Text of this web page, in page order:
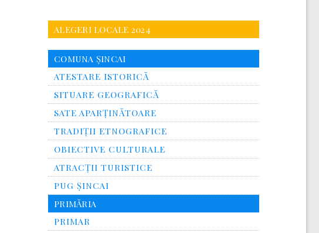
ALEGERI LOCALE 2024
COMUNA ȘINCAI
ATESTARE ISTORICĂ
SITUARE GEOGRAFICĂ
SATE APARȚINĂTOARE
TRADIȚII ETNOGRAFICE
OBIECTIVE CULTURALE
ATRACȚII TURISTICE
PUG ȘINCAI
PRIMĂRIA
PRIMAR